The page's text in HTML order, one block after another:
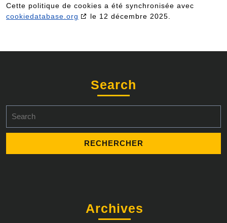
Cette politique de cookies a été synchronisée avec
cookiedatabase.org
le 12 décembre 2025.
Search
for:
Archives